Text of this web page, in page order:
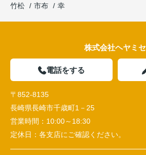
竹松
市布 幸
株式会社ヘヤミセ
電話をする
〒852-8135
長崎県長崎市千歳町1－25
営業時間： 10:00～18:30
定休日： 各支店にご確認ください。